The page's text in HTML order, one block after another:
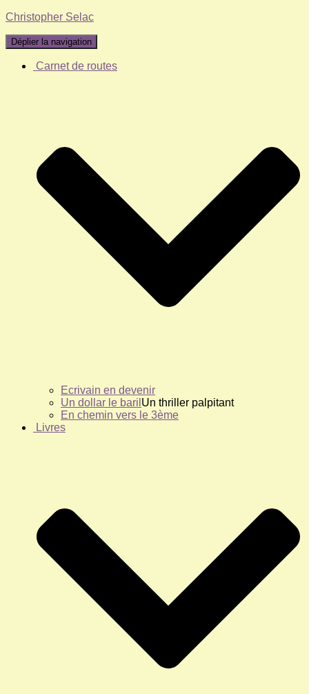
Christopher Selac
Déplier la navigation
Carnet de routes
Ecrivain en devenir
Un dollar le baril Un thriller palpitant
En chemin vers le 3ème
Livres